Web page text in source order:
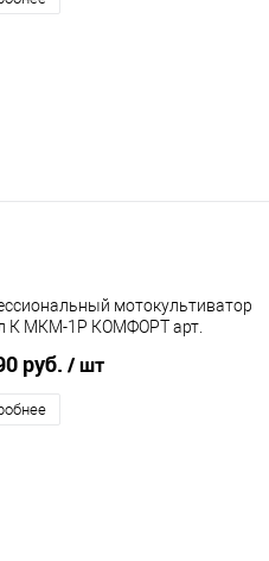
мотокультиватор
К МКМ-1Р КОМФОРТ арт.
руб. / шт